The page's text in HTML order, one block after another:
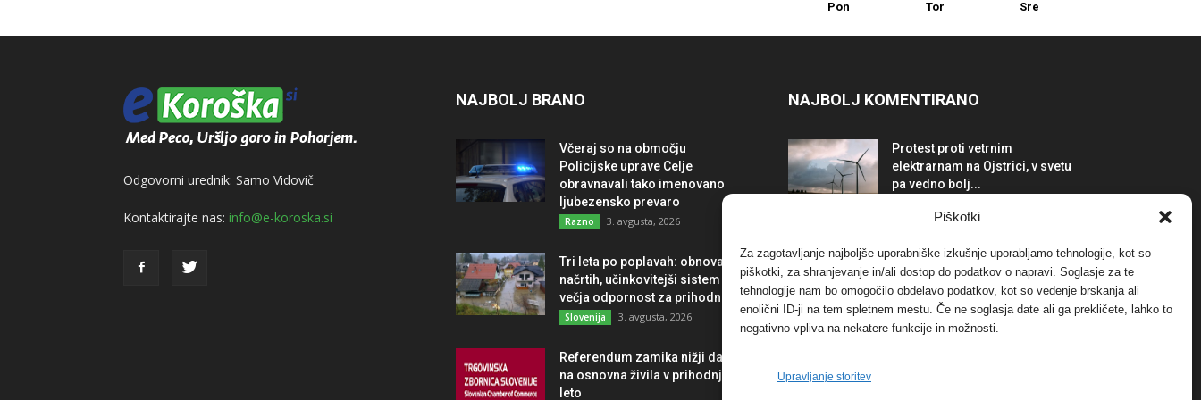
Piškotki
Za zagotavljanje najboljše uporabniške izkušnje uporabljamo tehnologije, kot so
piškotki, za shranjevanje in/ali dostop do podatkov o napravi. Soglasje za te
tehnologije nam bo omogočilo obdelavo podatkov, kot so vedenje brskanja ali
enolični ID-ji na tem spletnem mestu. Če ne soglasja date ali ga prekličete, lahko to
negativno vpliva na nekatere funkcije in možnosti.
Upravljanje storitev
Pon Tor Sre
Odgovorni urednik: Samo Vidovič
Kontaktirajte nas: info@e-koroska.si
NAJBOLJ BRANO
Včeraj so na območju
Policijske uprave Celje
obravnavali tako imenovano
ljubezensko prevaro
Razno 3. avgusta, 2026
Tri leta po poplavah: obnova po
načrtih, učinkovitejši sistem in
večja odpornost za prihodnost
Slovenija 3. avgusta, 2026
Referendum zamika nižji davek
na osnovna živila v prihodnje
leto
NAJBOLJ KOMENTIRANO
Protest proti vetrnim
elektrarnam na Ojstrici, v svetu
pa vedno bolj...
elektrarnam Verbund
Dogodki 29. januarja, 2018
FOTO: Razstava cvetličarskega